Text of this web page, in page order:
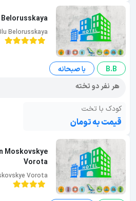
Belorusskaya
B.B
با صبحانه
هر نفر دو تخته
کودک با تخت
قیمت به تومان
Moskovskye
Vorota
Vorota